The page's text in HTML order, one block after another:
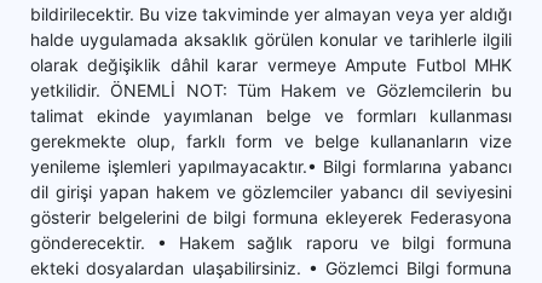
bildirilecektir. Bu vize takviminde yer almayan veya yer aldığı
halde uygulamada aksaklık görülen konular ve tarihlerle ilgili
olarak değişiklik dâhil karar vermeye Ampute Futbol MHK
yetkilidir. ÖNEMLİ NOT: Tüm Hakem ve Gözlemcilerin bu
talimat ekinde yayımlanan belge ve formları kullanması
gerekmekte olup, farklı form ve belge kullananların vize
yenileme işlemleri yapılmayacaktır.• Bilgi formlarına yabancı
dil girişi yapan hakem ve gözlemciler yabancı dil seviyesini
gösterir belgelerini de bilgi formuna ekleyerek Federasyona
gönderecektir. • Hakem sağlık raporu ve bilgi formuna
ekteki dosyalardan ulaşabilirsiniz. • Gözlemci Bilgi formuna